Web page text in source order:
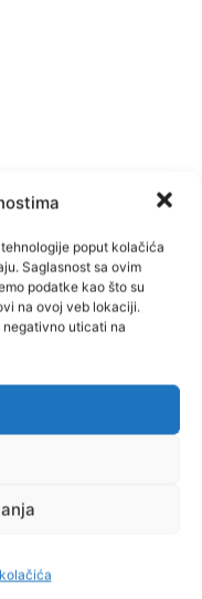
poput kolačića
Saglasnost sa ovim
podatke kao što su
na ovoj veb lokaciji.
uticati na